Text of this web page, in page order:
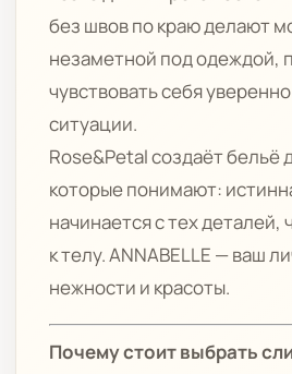
без швов по краю делают
незаметной под одеждой,
чувствовать себя
ситуации.
Rose&Petal создаёт бельё
которые понимают:
начинается с тех деталей,
к телу. ANNABELLE — ваш
нежности и красоты.
Почему стоит выбрать